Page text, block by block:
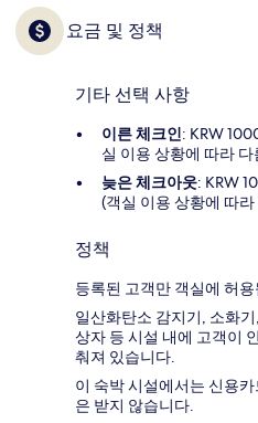
요금 및 정책
기타 선택 사항
이른 체크인: KRW
실 이용 상황에 따라 다
늦은 체크아웃: KRW
(객실 이용 상황에 따라
정책
등록된 고객만 객실에 허
일산화탄소 감지기, 소화
상자 등 시설 내에 고객이
춰져 있습니다.
이 숙박 시설에서는 신용
은 받지 않습니다.